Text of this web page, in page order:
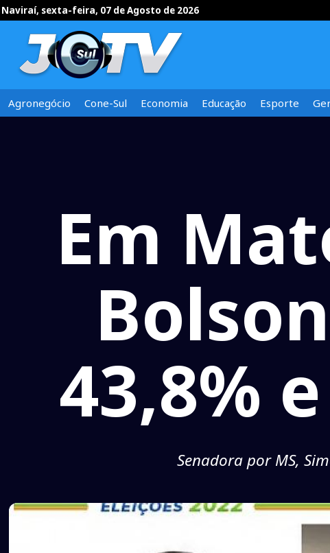
Naviraí, sexta-feira, 07 de Agosto de 2026
Agronegócio Cone-Sul Economia Educação Esporte
Em
43,8%
Senadora por MS,